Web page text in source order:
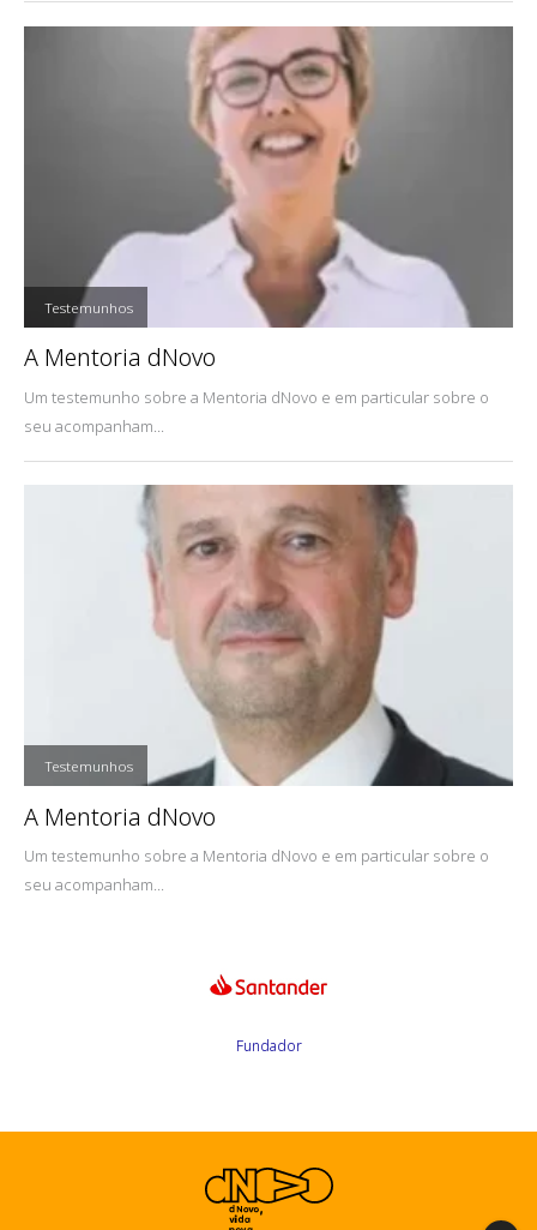
,Testemunhos
A Mentoria dNovo
Um testemunho sobre a Mentoria dNovo e em particular sobre o
seu acompanham...
,Testemunhos
A Mentoria dNovo
Um testemunho sobre a Mentoria dNovo e em particular sobre o
seu acompanham...
Fundador